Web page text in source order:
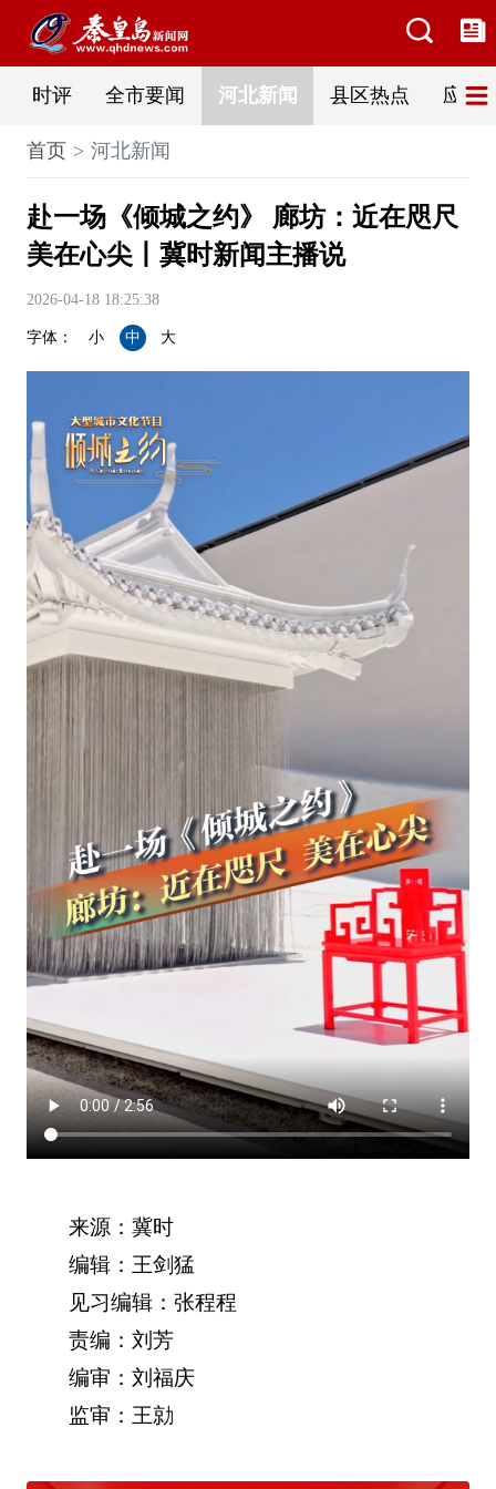
时评 全市要闻 河北新闻 县区热点 应急
首页 河北新闻
赴一场《倾城之约》 廊坊：近在咫尺
美在心尖丨冀时新闻主播说
2026-04-18 18:25:38
字体： 小 中 大
来源：冀时
编辑：王剑猛
见习编辑：张程程
责编：刘芳
编审：刘福庆
监审：王勍